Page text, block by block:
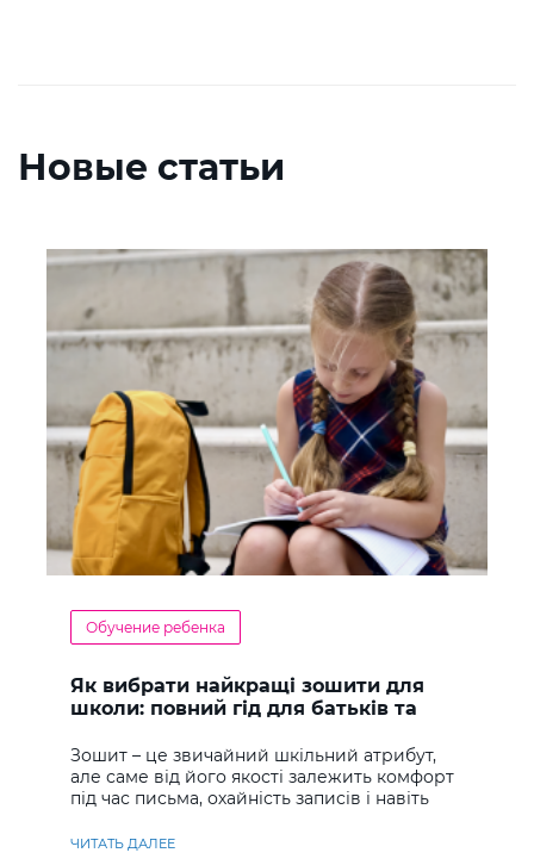
Новые статьи
Обучение ребенка
Як вибрати найкращі зошити для
школи: повний гід для батьків та
Зошит – це звичайний шкільний атрибут,
але саме від його якості залежить комфорт
під час письма, охайність записів і навіть
ЧИТАТЬ ДАЛЕЕ